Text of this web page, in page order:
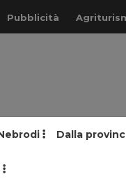
Pubblicità
Dalla